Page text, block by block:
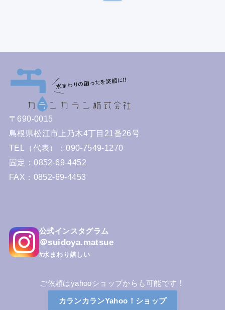
〒690-0015
島根県松江市上乃木4丁目21番26号
TEL（代表）：090-7549-1270
固定：0852-69-4452
FAX：0852-69-4453
公式インスタグラム
＠suidoya.matsue
#水まわり嬉しい
ご依頼はyahooショップからも可能です ！
カランカランYahoo！ショップ